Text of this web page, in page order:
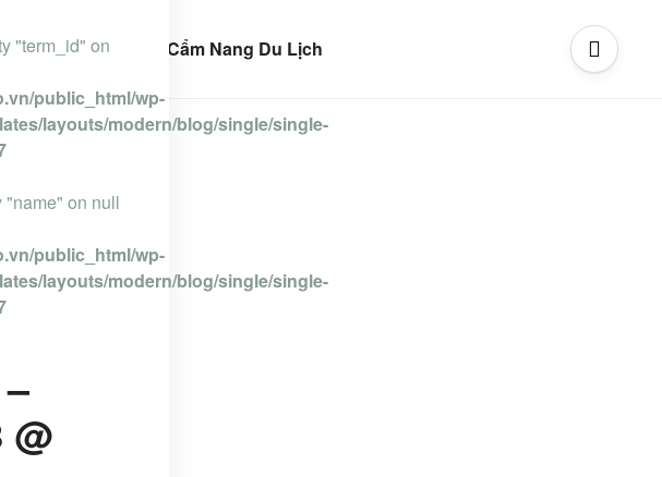
Đà Lạt Cẩm Nang Du Lịch
"term_id" on
public_html/wp-
layouts/modern/blog/single/single-
"name" on null
public_html/wp-
layouts/modern/blog/single/single-
@